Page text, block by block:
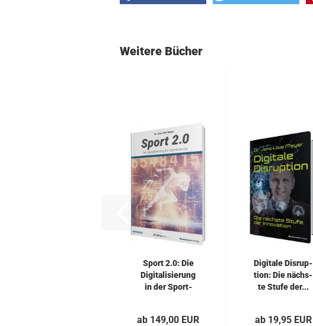
Weitere Bücher
Sport 2.0: Die
Di­gi­ta­li­sie­rung
in der Sport­
ab 149,00 EUR
Di­gi­ta­le Dis­rup­
ti­on: Die nächs­
te Stufe der...
ab 19,95 EUR